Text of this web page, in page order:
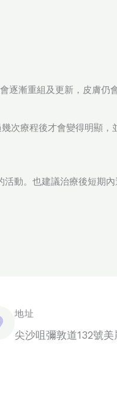
漸重組及更新，皮膚仍會
次療程後才會變得明顯
動。也建議治療後短期
地址
尖沙咀彌敦道132號